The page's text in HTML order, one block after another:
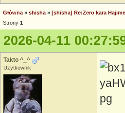
Główna » shisha » [shisha] Re:Zero kara
Strony 1
2026-04-11
Takto ^_^
Użytkownik